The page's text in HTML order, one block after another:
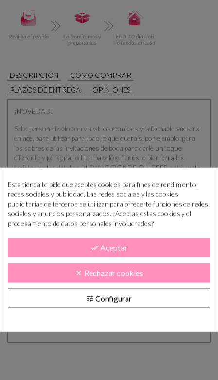
Realiza el pedido
Lo tramitamos y
preparamos
En 5-10 días lab.
lo tendás en casa
DESCRIPCIÓN
CÓMO COMPRAR
PLAZOS DE ENTREGA
OPINIONES
¡NOVEDAD!
Sello personalizado con vuestros nombres y la fecha de vuestro
enlace, para utilizar para todo lo que queráis, por ejemplo: para
los sobres de las invitaciones de boda para darle un toque
diferente y personal, o bien para los menús, o bien para las
tarjetas de los detalles. LLEVALO DONDE QUIERES, estámpalo
inolvidable y totalmente personalizado.
REGALO TINTA NEGRA
Medidas:aprox 3.5x4.8 cm
Base de madera, sello hecho artesanalmente, fabricado en
TINTAS
tarjetas para estampar
distintos tamaños, click aquí para ver opciones :
Esta tienda te pide que aceptes cookies para fines de rendimiento,
redes sociales y publicidad. Las redes sociales y las cookies
publicitarias de terceros se utilizan para ofrecerte funciones de redes
sociales y anuncios personalizados. ¿Aceptas estas cookies y el
procesamiento de datos personales involucrados?
done_all Aceptar
clear Rechazar cookies
tune Configurar